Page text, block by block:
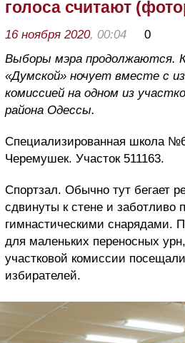
голоса считают
16 ноября 2020, 00:04
0
Выборы мэра продолжаются.
«Думской» ночует вместе с
комиссией на одном из
района Одессы.
Специализированная школа
Черемушек. Участок 511163.
Спортзал. Обычно тут бегает
сдвинуты к стене и заботливо
гимнастическими снарядами.
для маленьких переносных
участковой комиссии
избирателей.